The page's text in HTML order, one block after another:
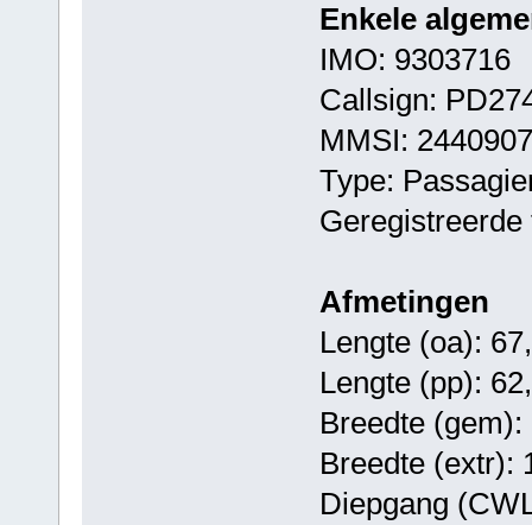
Enkele
IMO: 9303716
Callsign:
MMSI:
Type:
Afmetingen
Lengte (oa):
Lengte (pp):
Breedte (gem):
Breedte (extr):
Diepgang